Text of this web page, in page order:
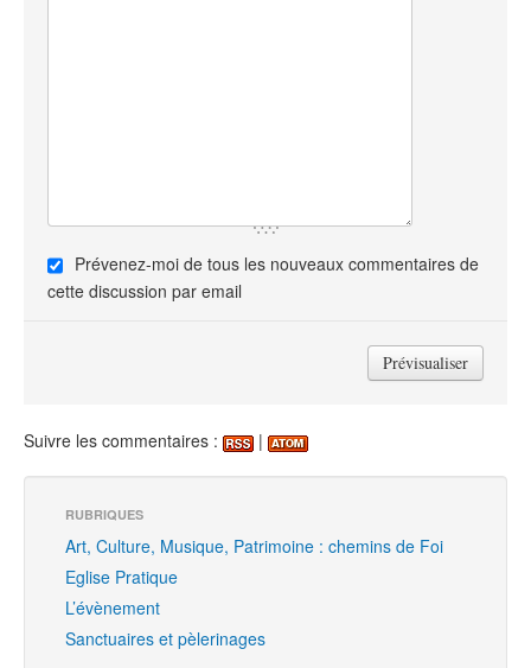
Prévenez-moi de tous les nouveaux commentaires de
cette discussion par email
Suivre les commentaires : |
RUBRIQUES
Art, Culture, Musique, Patrimoine : chemins de Foi
Eglise Pratique
L’évènement
Sanctuaires et pèlerinages